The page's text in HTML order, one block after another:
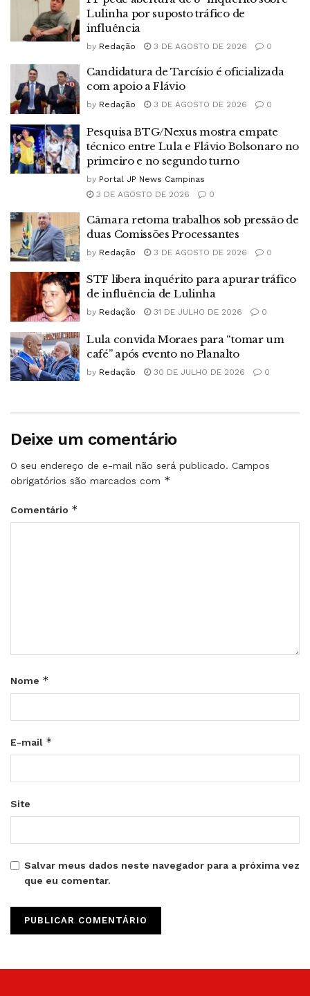
Lulinha por suposto tráfico de
influência
by Redação 3 DE AGOSTO DE 2026 0
Candidatura de Tarcísio é oficializada
com apoio a Flávio
by Redação 3 DE AGOSTO DE 2026 0
Pesquisa BTG/Nexus mostra empate
técnico entre Lula e Flávio Bolsonaro no
primeiro e no segundo turno
by Portal JP News Campinas
3 DE AGOSTO DE 2026
0
Câmara retoma trabalhos sob pressão de
duas Comissões Processantes
by Redação 3 DE AGOSTO DE 2026 0
STF libera inquérito para apurar tráfico
de influência de Lulinha
by Redação 31 DE JULHO DE 2026 0
Lula convida Moraes para “tomar um
café” após evento no Planalto
by Redação 30 DE JULHO DE 2026 0
Deixe um comentário
O seu endereço de e-mail não será publicado. Campos
obrigatórios são marcados com *
Comentário *
Nome *
E-mail *
Site
Salvar meus dados neste navegador para a próxima vez
que eu comentar.